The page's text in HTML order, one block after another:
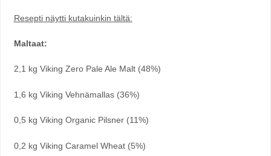
Resepti näytti kutakuinkin tältä:
Maltaat:
2,1 kg Viking Zero Pale Ale Malt (48%)
1,6 kg Viking Vehnämallas (36%)
0,5 kg Viking Organic Pilsner (11%)
0,2 kg Viking Caramel Wheat (5%)